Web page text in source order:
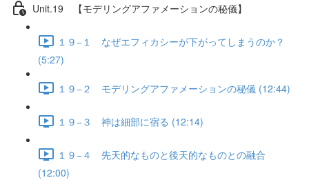
Unit.19 【モデリングアファメーションの秘儀】
１９−１ なぜエフィカシーが下がってしまうのか？
(5:27)
１９−２ モデリングアファメーションの秘儀 (12:44)
１９−３ 神は細部に宿る (12:14)
１９−４ 先天的なものと後天的なものとの融合
(12:00)